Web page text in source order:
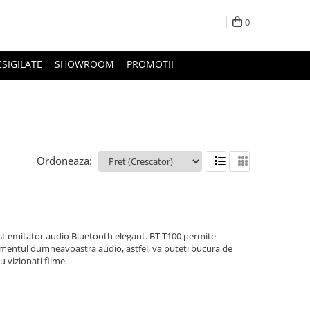
0
SHOWROOM PROMOTII
Ordoneaza:
audio Bluetooth elegant. BT T100 permite
dumneavoastra audio, astfel, va puteti bucura de
vizionati filme.